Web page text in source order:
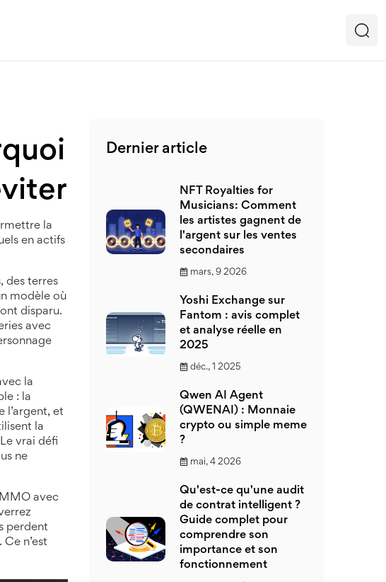
la
en actifs
des terres
modèle où
disparu.
avec
la
: la
l’argent, et
la
vrai défi
ne
avec
perdent
n’est
Dernier article
NFT Royalties for
Musicians: Comment
les artistes gagnent de
l'argent sur les ventes
secondaires
mars, 9 2026
Yoshi Exchange sur
Fantom : avis complet
et analyse réelle en
2025
déc., 1 2025
Qwen AI Agent
(QWENAI) : Monnaie
crypto ou simple meme
?
mai, 4 2026
Qu'est-ce qu'une audit
de contrat intelligent ?
Guide complet pour
comprendre son
importance et son
fonctionnement